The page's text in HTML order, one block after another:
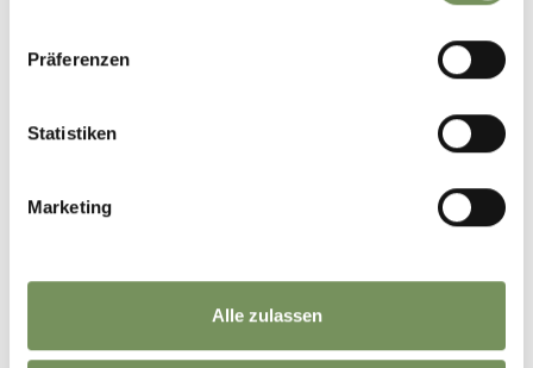
Präferenzen
Statistiken
Marketing
Alle zulassen